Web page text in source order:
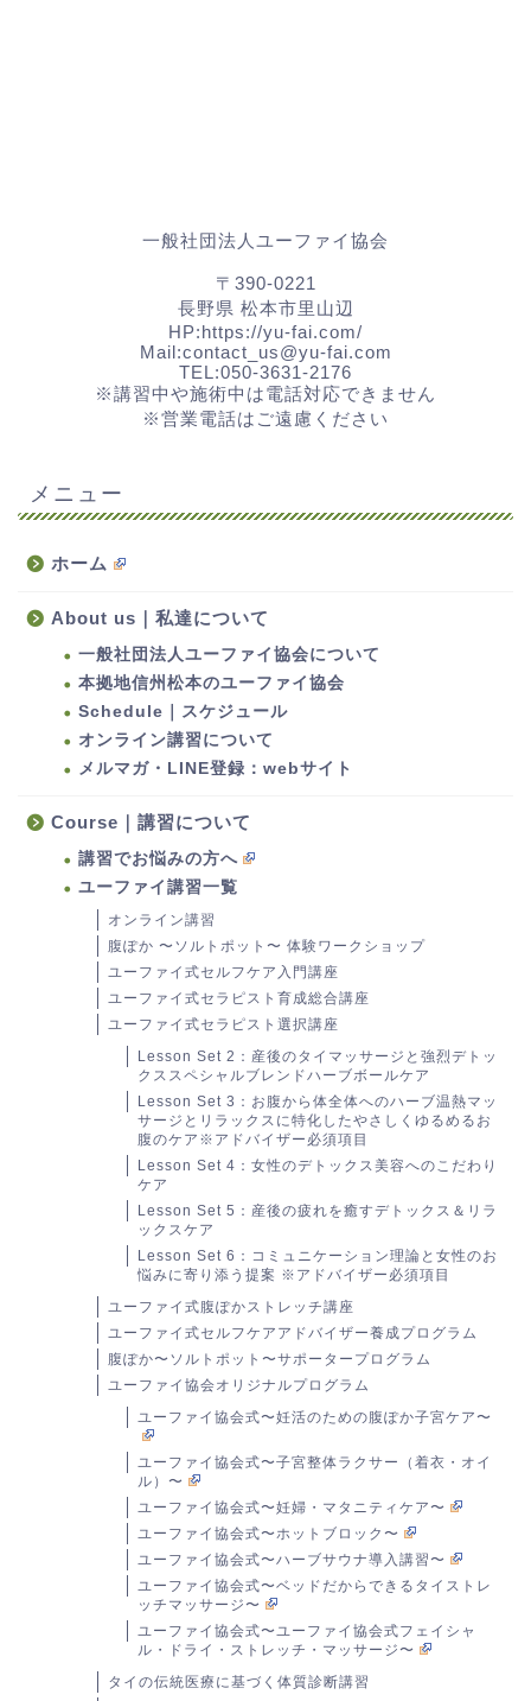
一般社団法人ユーファイ協会
〒390-0221
長野県 松本市里山辺
HP:https://yu-fai.com/
Mail:contact_us@yu-fai.com
TEL:050-3631-2176
※講習中や施術中は電話対応できません
※営業電話はご遠慮ください
メニュー
ホーム
About us｜私達について
一般社団法人ユーファイ協会について
本拠地信州松本のユーファイ協会
Schedule｜スケジュール
オンライン講習について
メルマガ・LINE登録：webサイト
Course｜講習について
講習でお悩みの方へ
ユーファイ講習一覧
オンライン講習
腹ぽか 〜ソルトポット〜 体験ワークショップ
ユーファイ式セルフケア入門講座
ユーファイ式セラピスト育成総合講座
ユーファイ式セラピスト選択講座
Lesson Set 2：産後のタイマッサージと強烈デトッ
クススペシャルブレンドハーブボールケア
Lesson Set 3：お腹から体全体へのハーブ温熱マッ
サージとリラックスに特化したやさしくゆるめるお
腹のケア※アドバイザー必須項目
Lesson Set 4：女性のデトックス美容へのこだわり
ケア
Lesson Set 5：産後の疲れを癒すデトックス＆リラ
ックスケア
Lesson Set 6：コミュニケーション理論と女性のお
悩みに寄り添う提案 ※アドバイザー必須項目
ユーファイ式腹ぽかストレッチ講座
ユーファイ式セルフケアアドバイザー養成プログラム
腹ぽか〜ソルトポット〜サポータープログラム
ユーファイ協会オリジナルプログラム
ユーファイ協会式〜妊活のための腹ぽか子宮ケア〜
ユーファイ協会式〜子宮整体ラクサー（着衣・オイ
ル）〜
ユーファイ協会式〜妊婦・マタニティケア〜
ユーファイ協会式〜ホットブロック〜
ユーファイ協会式〜ハーブサウナ導入講習〜
ユーファイ協会式〜ベッドだからできるタイストレ
ッチマッサージ〜
ユーファイ協会式〜ユーファイ協会式フェイシャ
ル・ドライ・ストレッチ・マッサージ〜
タイの伝統医療に基づく体質診断講習